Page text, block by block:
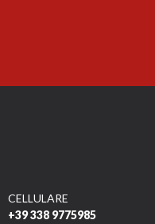
CELLULARE
+39 338 9775985